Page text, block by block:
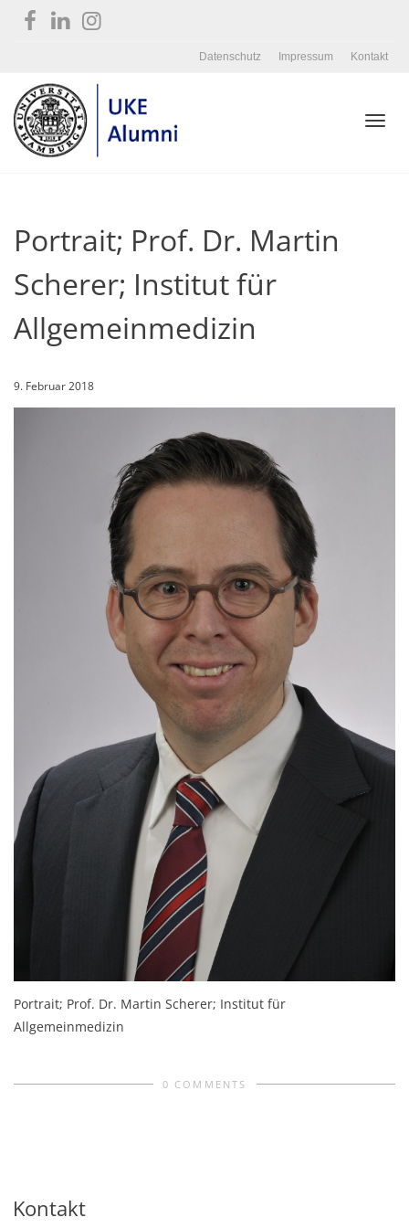
Datenschutz Impressum Kontakt
Portrait; Prof. Dr. Martin
Scherer; Institut für
Allgemeinmedizin
9. Februar 2018
Portrait; Prof. Dr. Martin Scherer; Institut für
Allgemeinmedizin
0 COMMENTS
Kontakt